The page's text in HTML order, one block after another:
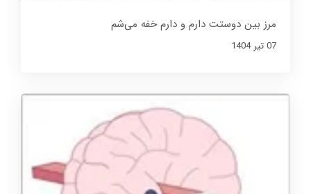
مرز بین دوستت دارم و دارم خفه می‌شم
07 تير 1404